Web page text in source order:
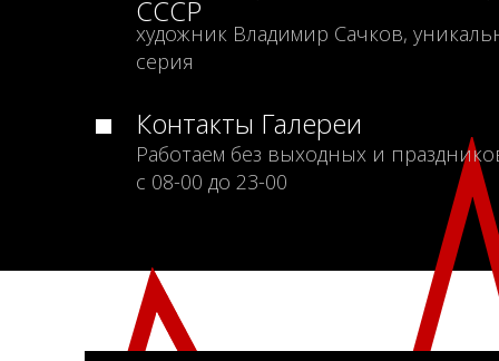
СССР
художник Владимир Сачков,
серия
Контакты Галереи
Работаем без выходных и
с 08-00 до 23-00